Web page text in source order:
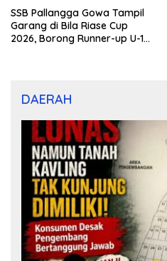
SSB Pallangga Gowa Tampil
Garang di Bila Riase Cup
2026, Borong Runner-up U-10
DAERAH